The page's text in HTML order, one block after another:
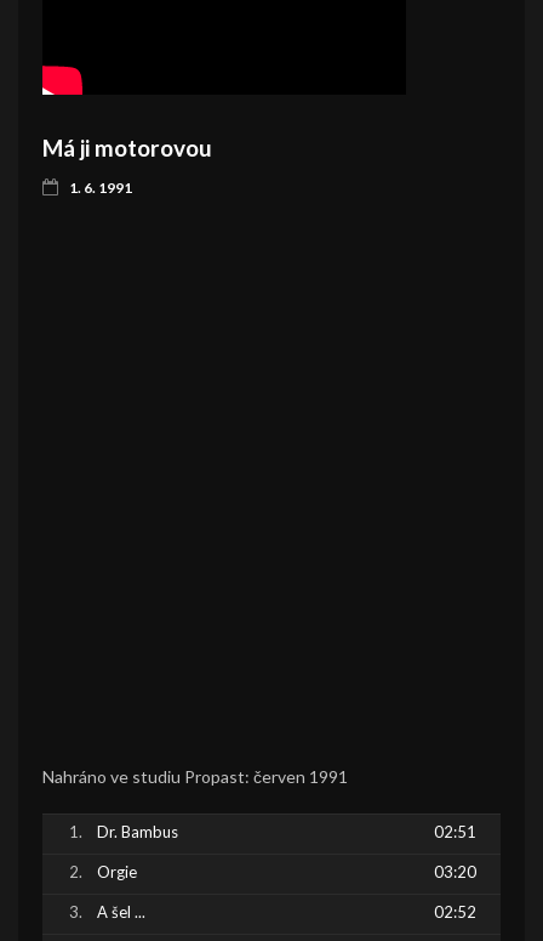
Má ji motorovou
1. 6. 1991
Nahráno ve studiu Propast: červen 1991
Dr. Bambus 02:51
Orgie 03:20
A šel ... 02:52